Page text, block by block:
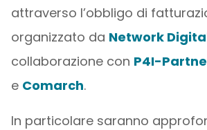
attraverso l’obbligo di
organizzato da Network
collaborazione con P4I-
e Comarch.
In particolare saranno